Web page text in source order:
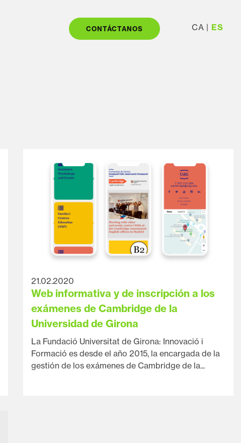
CA ES
CONTÁCTANOS
21.02.2020
Web informativa y de inscripción a los
exámenes de Cambridge de la
Universidad de Girona
La Fundació Universitat de Girona: Innovació i
Formació es desde el año 2015, la encargada de la
gestión de los exámenes de Cambridge de la...